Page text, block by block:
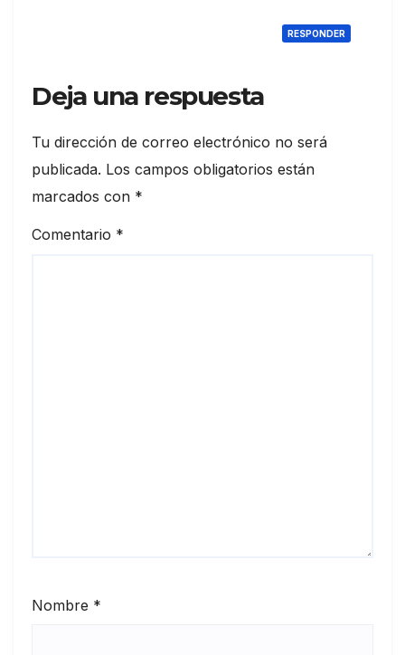
RESPONDER
Deja una respuesta
Tu dirección de correo electrónico no será
publicada. Los campos obligatorios están
marcados con *
Comentario *
Nombre *